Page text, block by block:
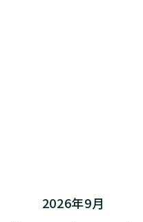
2026年9月